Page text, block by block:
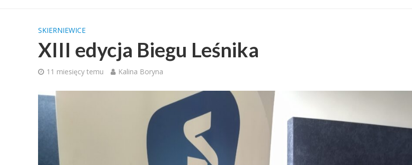
SKIERNIEWICE
XIII edycja Biegu Leśnika
11 miesięcy temu Kalina Boryna